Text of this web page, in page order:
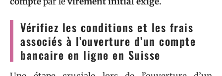
Vérifiez les conditions et les frais
associés à l’ouverture d’un compte
bancaire en ligne en Suisse